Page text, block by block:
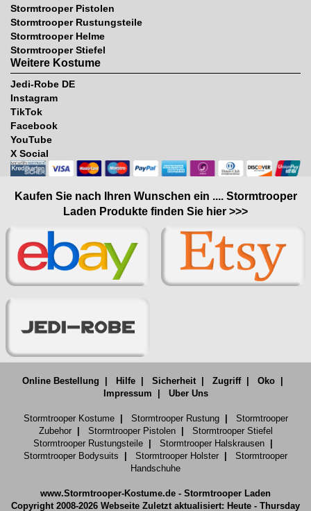
Stormtrooper Pistolen
Stormtrooper Rustungsteile
Stormtrooper Helme
Stormtrooper Stiefel
Weitere Kostume
Jedi-Robe DE
Instagram
TikTok
Facebook
YouTube
X Social
Kaufen Sie nach Ihren Wunschen ein .... Stormtrooper
Laden Produkte finden Sie hier >>>
Online Bestellung Hilfe Sicherheit| Zugriff| Oko
Impressum
Uber Uns
Stormtrooper Kostume| Stormtrooper Rustung| Stormtrooper
Zubehor| Stormtrooper Pistolen| Stormtrooper Stiefel
Stormtrooper Rustungsteile| Stormtrooper Halskrausen|
Stormtrooper Bodysuits
Stormtrooper Holster
Stormtrooper
Handschuhe
www.Stormtrooper-Kostume.de - Stormtrooper Laden
Copyright 2008-2026 Webseite Zuletzt aktualisiert: Heute - Thursday